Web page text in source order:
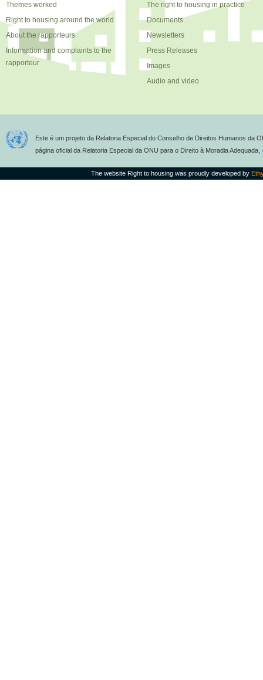
Themes worked
Right to housing around the world
About the rapporteurs
Information and complaints to the
rapporteur
The right to housing in practice
Documents
Newsletters
Press Releases
Images
Audio and video
Este é um projeto da Relatoria Especial do Conselho de Direitos Humanos da
página oficial da Relatoria Especial da ONU para o Direito à Moradia Adequada,
The website Right to housing was proudly developed by